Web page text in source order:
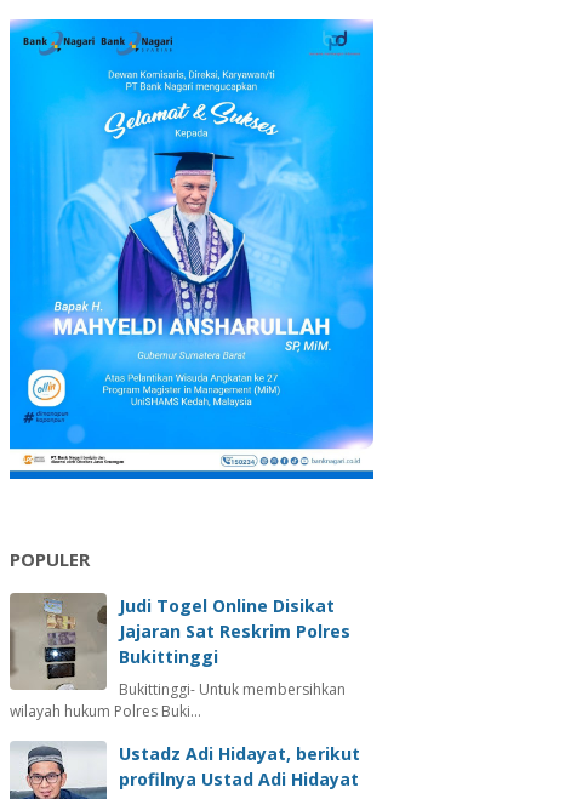
POPULER
Judi Togel Online Disikat
Jajaran Sat Reskrim Polres
Bukittinggi
Bukittinggi- Untuk membersihkan
wilayah hukum Polres Buki…
Ustadz Adi Hidayat, berikut
profilnya Ustad Adi Hidayat